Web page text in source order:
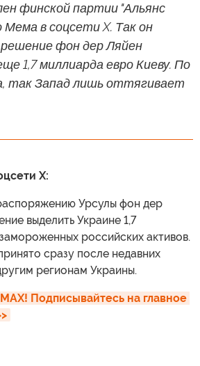
финской партии "Альянс
в соцсети X. Так он
фон дер Ляйен
1,7 миллиарда евро Киеву. По
так Запад лишь оттягивает
X:
Урсулы фон дер
выделить Украине 1,7
российских активов.
сразу после недавних
регионам Украины.
Подписывайтесь на главное